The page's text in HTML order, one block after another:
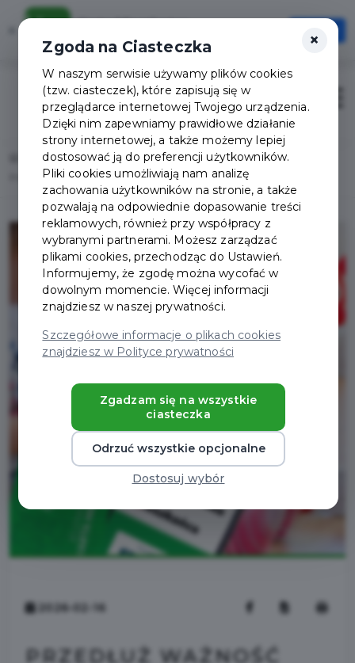
Szybciej, wygodniej, zawsze pod ręką
Otwórz
Zaloguj
Home
Lista aktualności
Przedłuż ważność Jeleniogórskiej Karty Mieszkańca
2026-02-16
PRZEDŁUŻ WAŻNOŚĆ
×
Zgoda na Ciasteczka
W naszym serwisie używamy plików cookies
(tzw. ciasteczek), które zapisują się w
przeglądarce internetowej Twojego urządzenia.
Dzięki nim zapewniamy prawidłowe działanie
strony internetowej, a także możemy lepiej
dostosować ją do preferencji użytkowników.
Pliki cookies umożliwiają nam analizę
zachowania użytkowników na stronie, a także
pozwalają na odpowiednie dopasowanie treści
reklamowych, również przy współpracy z
wybranymi partnerami. Możesz zarządzać
plikami cookies, przechodząc do Ustawień.
Informujemy, że zgodę można wycofać w
dowolnym momencie. Więcej informacji
znajdziesz w naszej prywatności.
Szczegółowe informacje o plikach cookies
znajdziesz w Polityce prywatności
Zgadzam się na wszystkie
ciasteczka
Odrzuć wszystkie opcjonalne
Dostosuj wybór